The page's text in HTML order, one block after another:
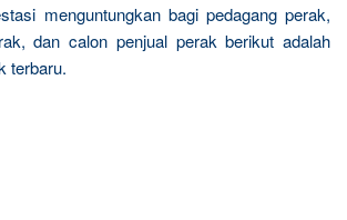
menguntungkan bagi pedagang perak,
dan calon penjual perak berikut adalah
terbaru.